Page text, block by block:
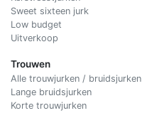
Sweet sixteen jurk
Low budget
Uitverkoop
Trouwen
Alle trouwjurken / bruidsjurken
Lange bruidsjurken
Korte trouwjurken